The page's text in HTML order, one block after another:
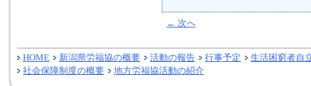
← 次へ
HOME 新潟県労福協の概要 活動の報告 行事予定
生活困窮者自
社会保障制度の概要
地方労福協活動の紹介